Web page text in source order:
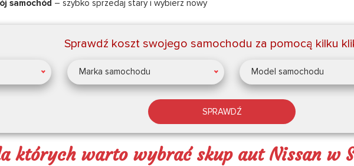
samochód – szybko sprzedaj stary i wybierz nowy
Sprawdź koszt swojego samochodu za pomocą kilku
Marka samochodu Model samochodu
SPRAWDŹ
których warto wybrać skup aut Nissan w